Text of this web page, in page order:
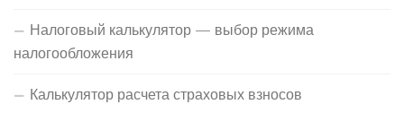
Налоговый калькулятор — выбор режима
налогообложения
Калькулятор расчета страховых взносов